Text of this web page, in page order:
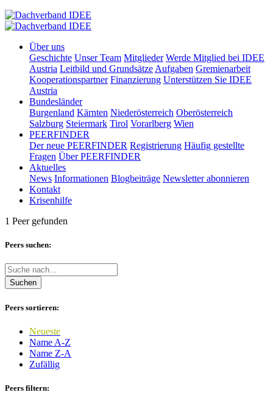
Über uns
Geschichte Unser Team Mitglieder Werde Mitglied bei IDEE
Austria Leitbild und Grundsätze Aufgaben Gremienarbeit
Kooperationspartner Finanzierung Unterstützen Sie IDEE
Austria
Bundesländer
Burgenland Kärnten Niederösterreich Oberösterreich
Salzburg Steiermark Tirol Vorarlberg Wien
PEERFINDER
Der neue PEERFINDER Registrierung Häufig gestellte
Fragen Über PEERFINDER
Aktuelles
News Informationen Blogbeiträge Newsletter abonnieren
Kontakt
Krisenhilfe
1 Peer gefunden
Peers suchen:
Suchen
Peers sortieren:
Neueste
Name A-Z
Name Z-A
Zufällig
Peers filtern: